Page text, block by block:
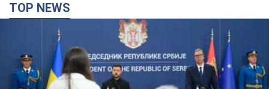
TOP NEWS